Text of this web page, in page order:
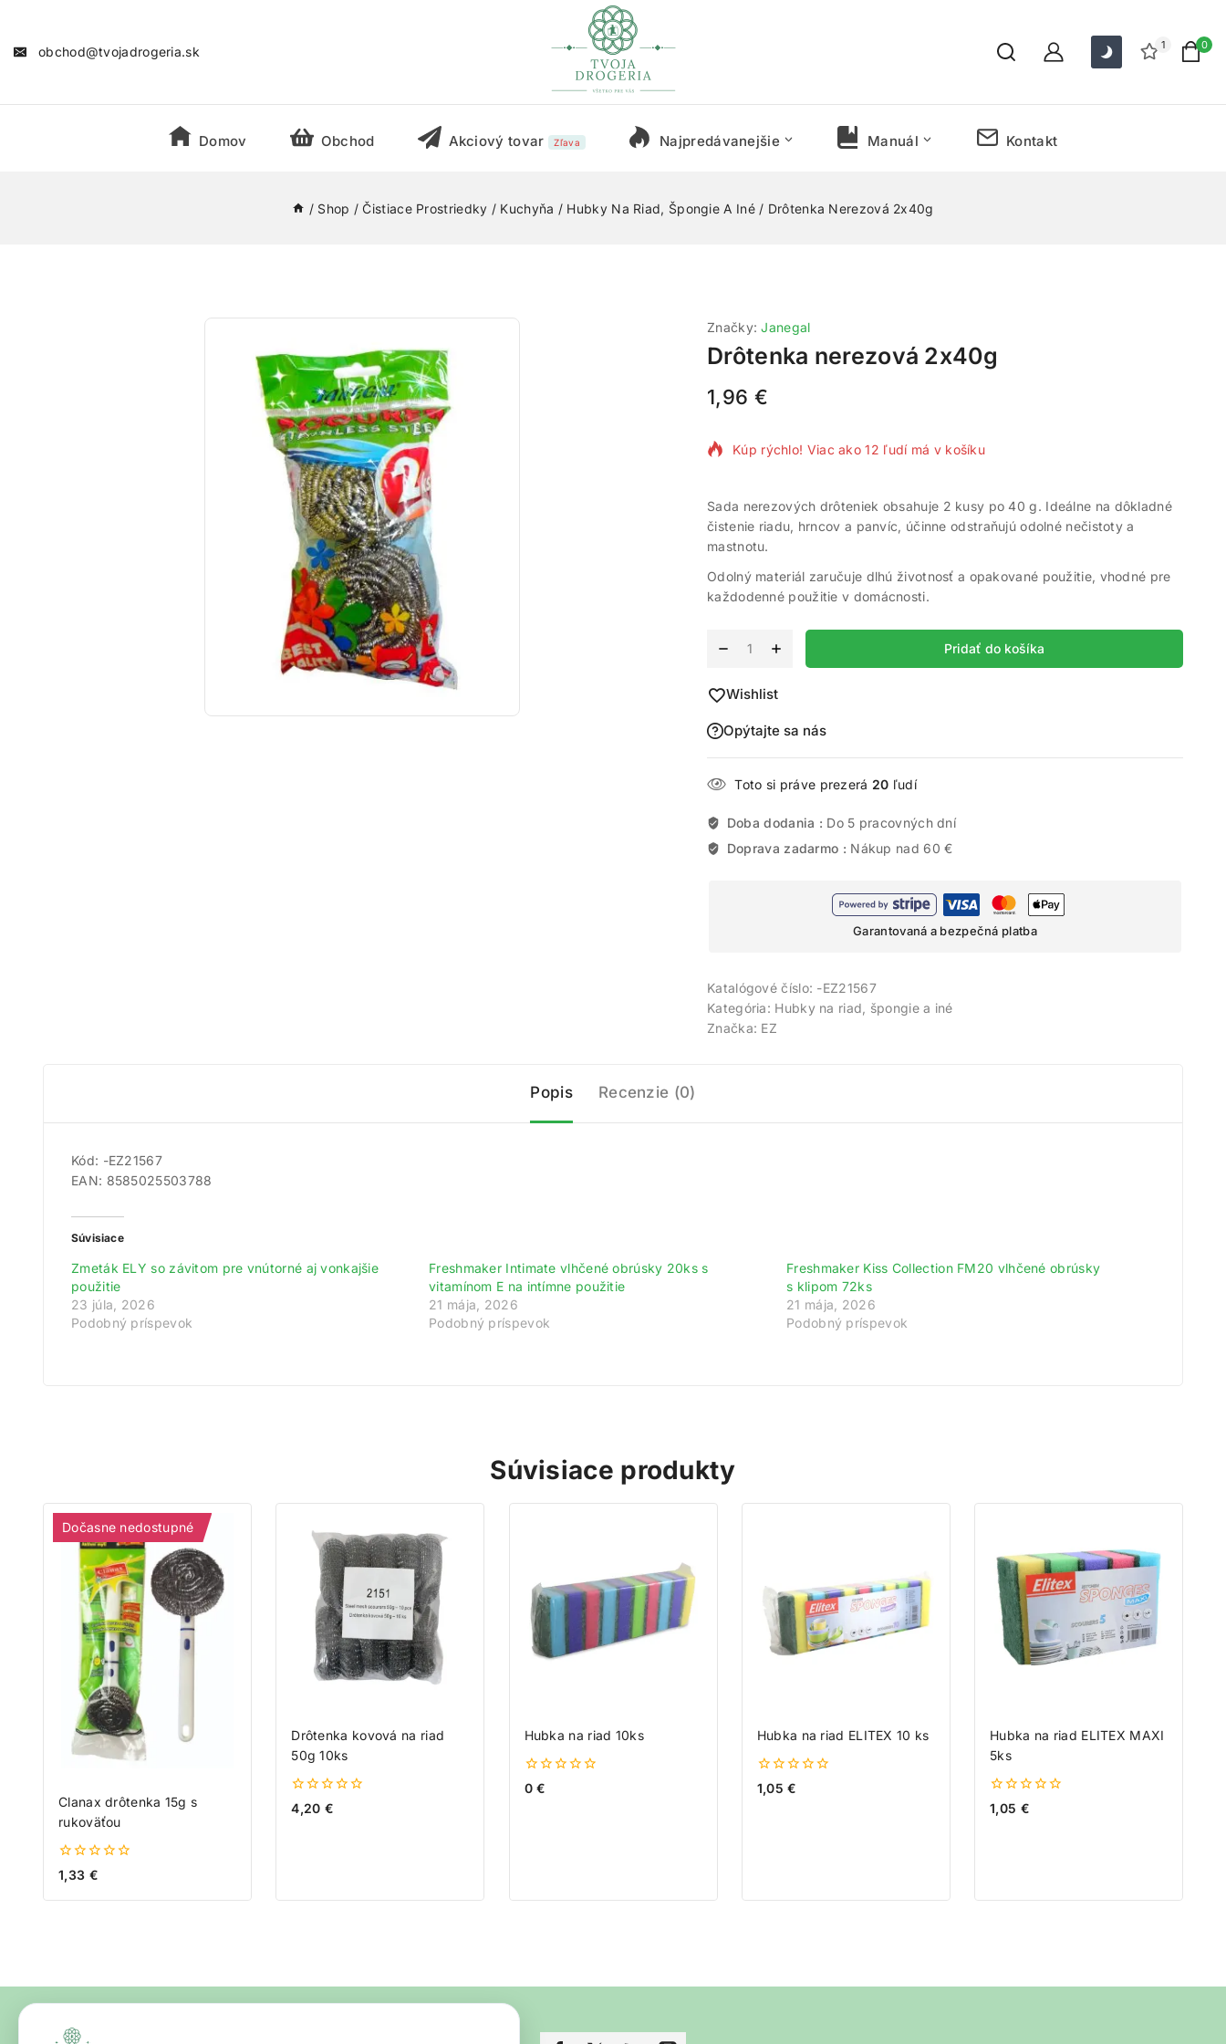
obchod@tvojadrogeria.sk 1 0
Domov Obchod Akciový tovar Zľava Najpredávanejšie Manuál Kontakt
/ Shop / Čistiace Prostriedky / Kuchyňa / Hubky Na Riad, Špongie A Iné / Drôtenka Nerezová 2x40g
Značky:Janegal
Drôtenka nerezová 2x40g
1,96 €
3 produktov predaných za posledných 20 hodín
Kúp rýchlo! Viac ako 12 ľudí má v košíku
Sada nerezových drôteniek obsahuje 2 kusy po 40 g. Ideálne na dôkladné
čistenie riadu, hrncov a panvíc, účinne odstraňujú odolné nečistoty a
mastnotu.
Odolný materiál zaručuje dlhú životnosť a opakované použitie, vhodné pre
každodenné použitie v domácnosti.
Pridať do košíka
Wishlist
Opýtajte sa nás
Toto si práve prezerá 20 ľudí
Doba dodania : Do 5 pracovných dní
Doprava zadarmo : Nákup nad 60 €
Garantovaná a bezpečná platba
Katalógové číslo: -EZ21567
Kategória: Hubky na riad, špongie a iné
Značka: EZ
Popis Recenzie (0)
Kód: -EZ21567
EAN: 8585025503788
Súvisiace
Zmeták ELY so závitom pre vnútorné aj vonkajšie
použitie
23 júla, 2026
Podobný príspevok
Freshmaker Intimate vlhčené obrúsky 20ks s
vitamínom E na intímne použitie
21 mája, 2026
Podobný príspevok
Freshmaker Kiss Collection FM20 vlhčené obrúsky
s klipom 72ks
21 mája, 2026
Podobný príspevok
Súvisiace produkty
Dočasne nedostupné
Clanax drôtenka 15g s
rukoväťou
0
z
5
1,33 €
Drôtenka kovová na riad
50g 10ks
0
z
4,20 €
Hubka na riad 10ks
0
z
0€
Hubka na riad ELITEX 10 ks
0
z
1,05€
Hubka na riad ELITEX MAXI
5ks
0
z
1,05 €
Zaregistrujte sa ešte dnes a my vám pripíšeme vstupný bonus 200 bodov.
Navyše za každé 1 € nákupu získate 1 bod do vášho vernostného účtu.
Nakupujte výhodnejšie!